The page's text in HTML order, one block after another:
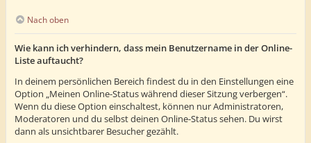
Nach oben
Wie kann ich verhindern, dass mein Benutzername in der Online-
Liste auftaucht?
In deinem persönlichen Bereich findest du in den Einstellungen eine
Option „Meinen Online-Status während dieser Sitzung verbergen“.
Wenn du diese Option einschaltest, können nur Administratoren,
Moderatoren und du selbst deinen Online-Status sehen. Du wirst
dann als unsichtbarer Besucher gezählt.